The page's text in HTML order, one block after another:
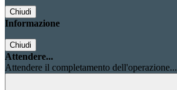
Chiudi
Informazione
Chiudi
Attendere...
Attendere il completamento dell'operazione...